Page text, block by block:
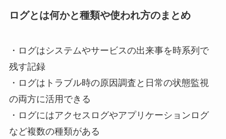
ログとは何かと種類や使われ方のまとめ
・ログはシステムやサービスの出来事を時系列で
残す記録
・ログはトラブル時の原因調査と日常の状態監視
の両方に活用できる
・ログにはアクセスログやアプリケーションログ
など複数の種類がある